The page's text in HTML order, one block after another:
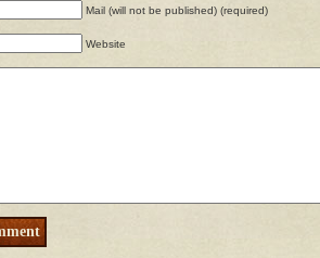
Mail (will not be published) (required)
Website